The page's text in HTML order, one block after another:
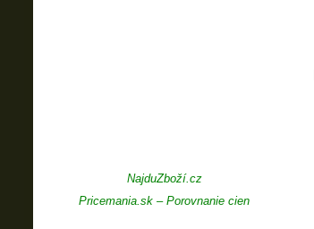
NajduZboží.cz
Pricemania.sk – Porovnanie cien